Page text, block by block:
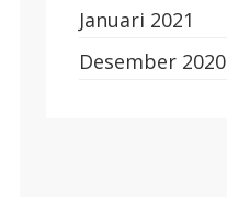
Januari 2021
Desember 2020